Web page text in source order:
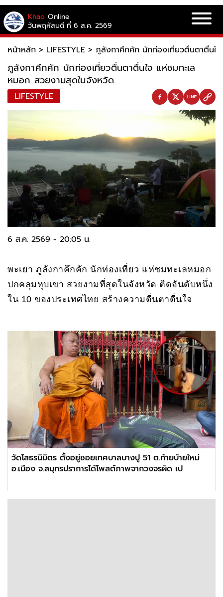
Khao Online
วันพฤหัสบดี ที่ 6 ส.ค. 2569
หน้าหลัก > LIFESTYLE > ภูลังกาคึกคัก นักท่องเที่ยวตื่นตาตื่นใ
ภูลังกาคึกคัก นักท่องเที่ยวตื่นตาตื่นใจ แห่ชมทะเล
หมอก สวยงามสุดในจังหวัด
LIFESTYLE
6 ส.ค. 2569 - 20:05 น.
พะเยา ภูลังกาคึกคัก นักท่องเที่ยว แห่ชมทะเลหมอก
ปกคลุมหุบเขา สวยงามที่สุดในจังหวัด ติดอันดับหนึ่ง
ใน 10 ของประเทศไทย สร้างความตื่นตาตื่นใจ
วัดโสธรนิมิตร ตั้งอยู่ซอยเทศบาลบางปู 51 ต.ท้ายบ้ายใหม่
อ.เมือง จ.สมุทรปราการได้โพสต์ภาพจากวงจรผิด เป